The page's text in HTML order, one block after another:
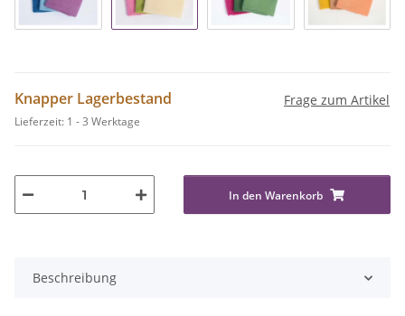
Knapper Lagerbestand
Lieferzeit: 1 - 3 Werktage
Frage zum Artikel
In den Warenkorb
Beschreibung